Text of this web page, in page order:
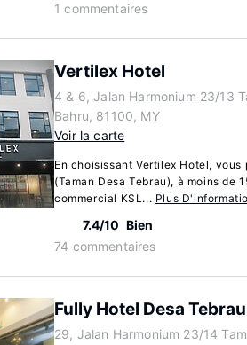
1 commentaires
Vertilex Hotel
4 & 6, Jalan Harmonium 23/13
Bahru, 81100, MY
Voir la carte
En choisissant Vertilex Hotel,
(Taman Desa Tebrau), à moins de
commercial KSL... Plus
7.4/10 Bien
74 commentaires
Fully Hotel Desa Tebrau
29, Jalan Harmonium 23/14